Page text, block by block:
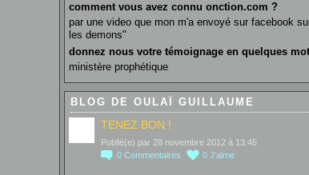
comment vous avez connu onction.com ?
par une video que mon m'a envoyé sur facebook
les demons"
donnez nous votre témoignage en quelques
ministère prophétique
BLOG DE OULAÏ GUILLAUME
TENEZ BON !
Publié(e) par 28 novembre 2012 à 13:45
0 Commentaires 0 J'aime